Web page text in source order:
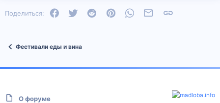
Поделиться: FacebookTwitter Reddit PinterestWhatsAppЭлектронная почта
Фестивали еды и вина
О форуме